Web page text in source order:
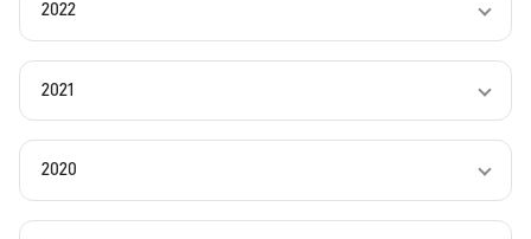
2022
2021
2020